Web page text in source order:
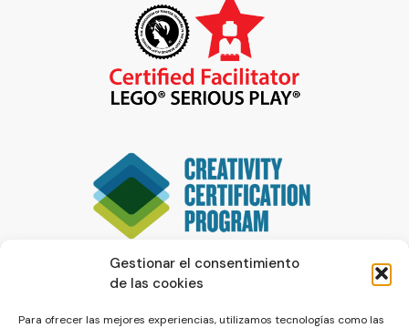
Gestionar el consentimiento
de las cookies
Para ofrecer las mejores experiencias, utilizamos tecnologías como las